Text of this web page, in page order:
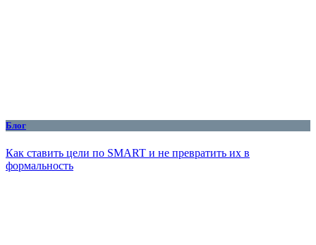
Блог
Как ставить цели по SMART и не превратить их в
формальность